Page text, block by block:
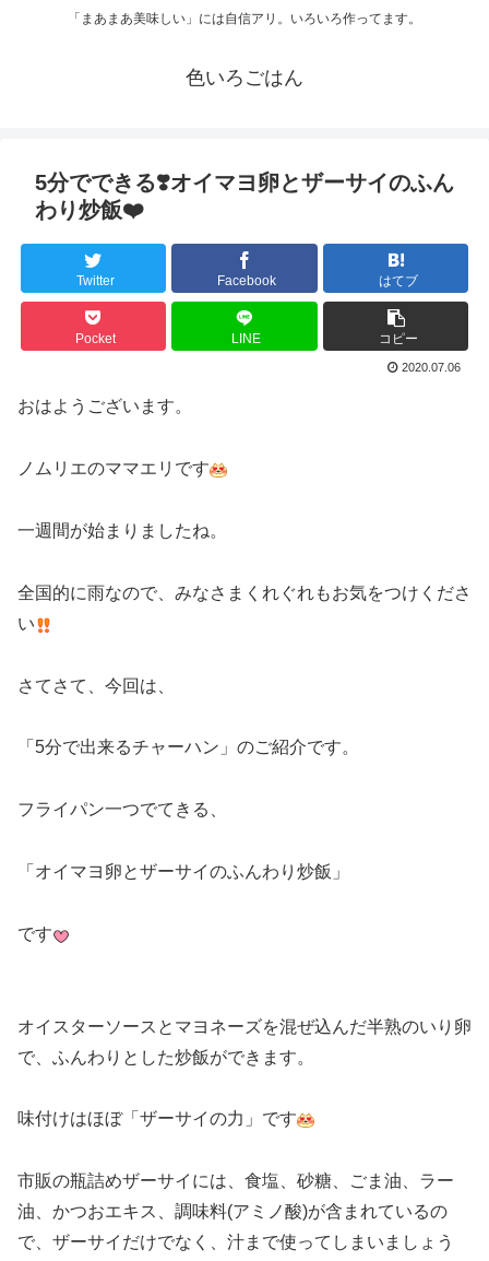
「まあまあ美味しい」には自信アリ。いろいろ作ってます。
色いろごはん
5分でできる❣️オイマヨ卵とザーサイのふん
わり炒飯❤️
Twitter Facebook はてブ
Pocket LINE コピー
2020.07.06
おはようございます。
ノムリエのママエリです
一週間が始まりましたね。
全国的に雨なので、みなさまくれぐれもお気をつけくださ
い
さてさて、今回は、
「5分で出来るチャーハン」のご紹介です。
フライパン一つでてきる、
「オイマヨ卵とザーサイのふんわり炒飯」
です
オイスターソースとマヨネーズを混ぜ込んだ半熟のいり卵
で、ふんわりとした炒飯ができます。
味付けはほぼ「ザーサイの力」です
市販の瓶詰めザーサイには、食塩、砂糖、ごま油、ラー
油、かつおエキス、調味料(アミノ酸)が含まれているの
で、ザーサイだけでなく、汁まで使ってしまいましょう